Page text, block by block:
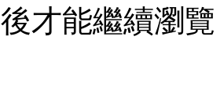
才能繼續瀏覽